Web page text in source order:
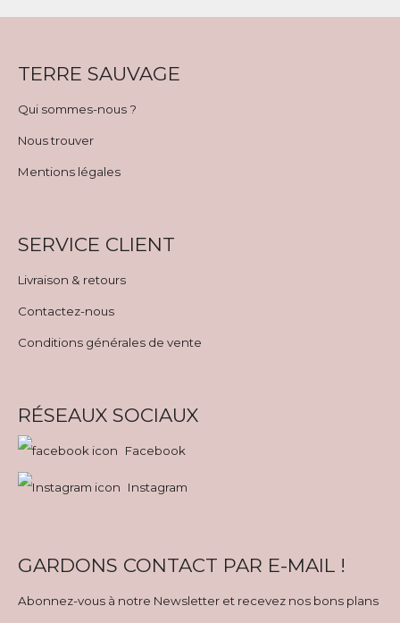
TERRE SAUVAGE
Qui sommes-nous ?
Nous trouver
Mentions légales
SERVICE CLIENT
Livraison & retours
Contactez-nous
Conditions générales de vente
RÉSEAUX SOCIAUX
Facebook
Instagram
GARDONS CONTACT PAR E-MAIL !
Abonnez-vous à notre Newsletter et recevez nos bons plans